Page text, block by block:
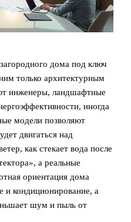
дома под ключ
только архитектурным
инженеры, ландшафтные
иногда
модели позволяют
двигаться над
как стекает вода после
а реальные
ориентация дома
и кондиционирование, а
шум и пыль от